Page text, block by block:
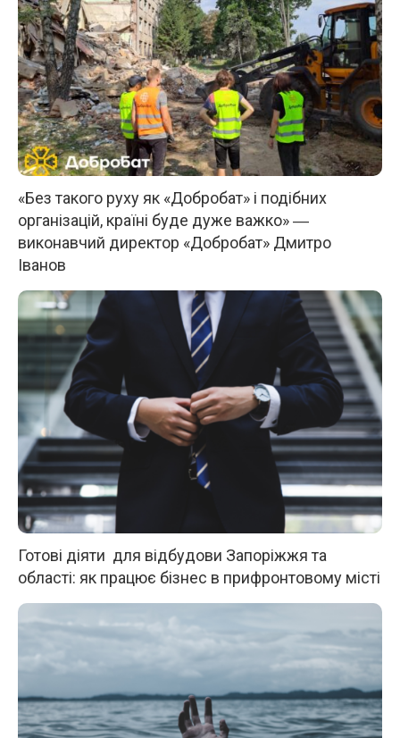
«Без такого руху як «Добробат» і подібних
організацій, країні буде дуже важко» ―
виконавчий директор «Добробат» Дмитро
Іванов
Готові діяти для відбудови Запоріжжя та
області: як працює бізнес в прифронтовому місті